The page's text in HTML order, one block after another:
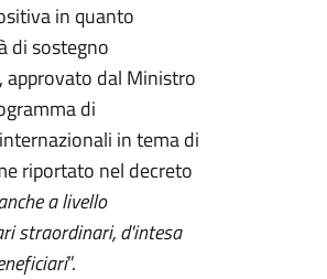
in quanto
di sostegno
approvato dal Ministro
di
in tema di
riportato nel decreto
a livello
straordinari, d'intesa
”.